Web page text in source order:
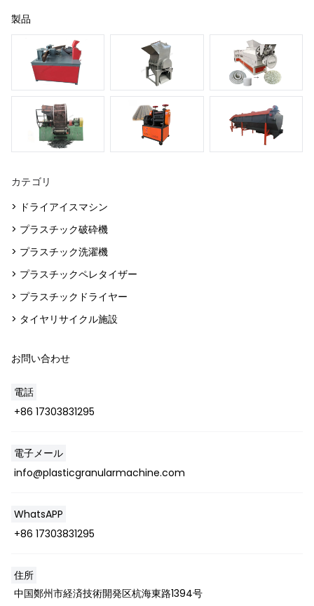
製品
カテゴリ
> ドライアイスマシン
> プラスチック破砕機
> プラスチック洗濯機
> プラスチックペレタイザー
> プラスチックドライヤー
> タイヤリサイクル施設
お問い合わせ
電話
+86 17303831295
電子メール
info@plasticgranularmachine.com
WhatsAPP
+86 17303831295
住所
中国鄭州市経済技術開発区杭海東路1394号